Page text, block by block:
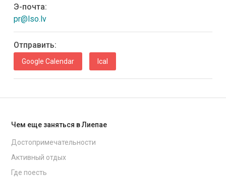
Э-почта:
pr@lso.lv
Oтправить:
Google Calendar Ical
Чем еще заняться в Лиепае
Достопримечательности
Активный отдых
Где поесть